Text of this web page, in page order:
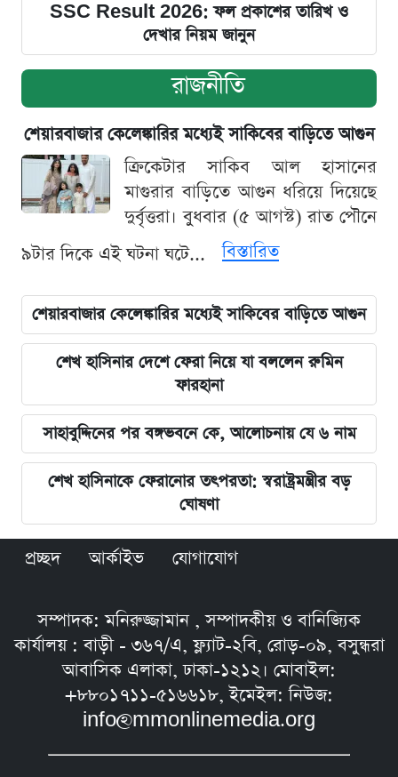
SSC Result 2026: ফল প্রকাশের তারিখ ও
দেখার নিয়ম জানুন
রাজনীতি
শেয়ারবাজার কেলেঙ্কারির মধ্যেই সাকিবের বাড়িতে আগুন
ক্রিকেটার সাকিব আল হাসানের
মাগুরার বাড়িতে আগুন ধরিয়ে দিয়েছে
দুর্বৃত্তরা। বুধবার (৫ আগস্ট) রাত পৌনে
৯টার দিকে এই ঘটনা ঘটে...
বিস্তারিত
শেয়ারবাজার কেলেঙ্কারির মধ্যেই সাকিবের বাড়িতে আগুন
শেখ হাসিনার দেশে ফেরা নিয়ে যা বললেন রুমিন
ফারহানা
সাহাবুদ্দিনের পর বঙ্গভবনে কে, আলোচনায় যে ৬ নাম
শেখ হাসিনাকে ফেরানোর তৎপরতা: স্বরাষ্ট্রমন্ত্রীর বড়
ঘোষণা
প্রচ্ছদ আর্কাইভ যোগাযোগ
সম্পাদক: মনিরুজ্জামান , সম্পাদকীয় ও বানিজ্যিক
কার্যালয় : বাড়ী - ৩৬৭/এ, ফ্ল্যাট-২বি, রোড়-০৯, বসুন্ধরা
আবাসিক এলাকা, ঢাকা-১২১২। মোবাইল:
+৮৮০১৭১১-৫১৬৬১৮, ইমেইল: নিউজ:
info@mmonlinemedia.org